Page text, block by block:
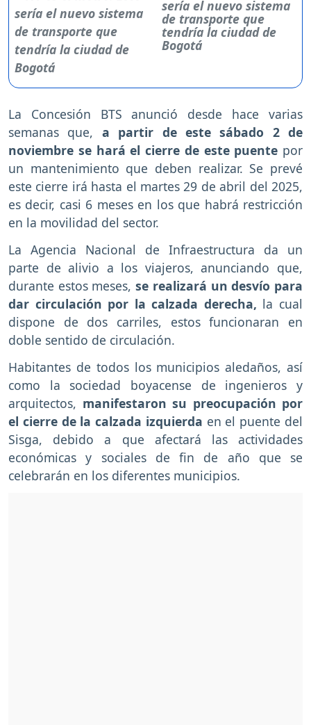
sería el nuevo sistema
de transporte que
tendría la ciudad de
Bogotá
La Concesión BTS anunció desde hace varias
semanas que, a partir de este sábado 2 de
noviembre se hará el cierre de este puente por
un mantenimiento que deben realizar. Se prevé
este cierre irá hasta el martes 29 de abril del 2025,
es decir, casi 6 meses en los que habrá restricción
en la movilidad del sector.
La Agencia Nacional de Infraestructura da un
parte de alivio a los viajeros, anunciando que,
durante estos meses,se realizará un desvío para
dar circulación por la calzada derecha, la cual
dispone de dos carriles, estos funcionaran en
doble sentido de circulación.
Habitantes de todos los municipios aledaños, así
como la sociedad boyacense de ingenieros y
arquitectos, manifestaron su preocupación por
el cierre de la calzada izquierda en el puente del
Sisga, debido a que afectará las actividades
económicas y sociales de fin de año que se
celebrarán en los diferentes municipios.